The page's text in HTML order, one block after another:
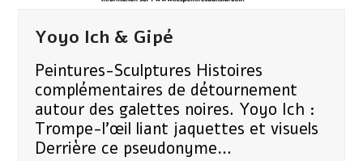
Yoyo Ich & Gipé
Peintures-Sculptures Histoires
complémentaires de détournement
autour des galettes noires. Yoyo Ich :
Trompe-l'œil liant jaquettes et visuels
Derrière ce pseudonyme…